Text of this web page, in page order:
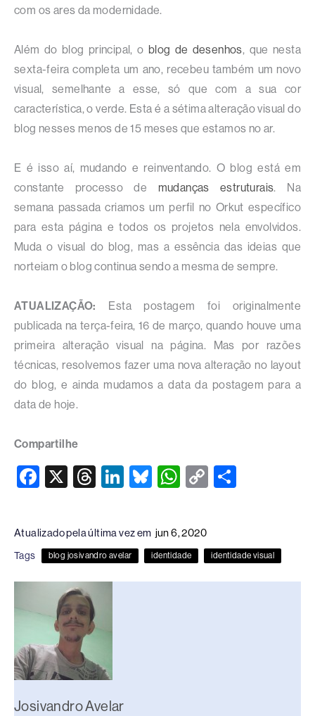
com os ares da modernidade.
Além do blog principal, o blog de desenhos, que nesta
sexta-feira completa um ano, recebeu também um novo
visual, semelhante a esse, só que com a sua cor
característica, o verde. Esta é a sétima alteração visual do
blog nesses menos de 15 meses que estamos no ar.
E é isso aí, mudando e reinventando. O blog está em
constante processo de mudanças estruturais. Na
semana passada criamos um perfil no Orkut específico
para esta página e todos os projetos nela envolvidos.
Muda o visual do blog, mas a essência das ideias que
norteiam o blog continua sendo a mesma de sempre.
ATUALIZAÇÃO: Esta postagem foi originalmente
publicada na terça-feira, 16 de março, quando houve uma
primeira alteração visual na página. Mas por razões
técnicas, resolvemos fazer uma nova alteração no layout
do blog, e ainda mudamos a data da postagem para a
data de hoje.
Compartilhe
F
c
e
b
o
o
X
T
e
a
d
s
Li
e
dI
n
Bl
e
sk
y
W
at
s
A
p
C
y
Li
n
e
Atualizado pela última vez em jun 6, 2020
Tags blog josivandro avelar identidade identidade visual
Josivandro Avelar